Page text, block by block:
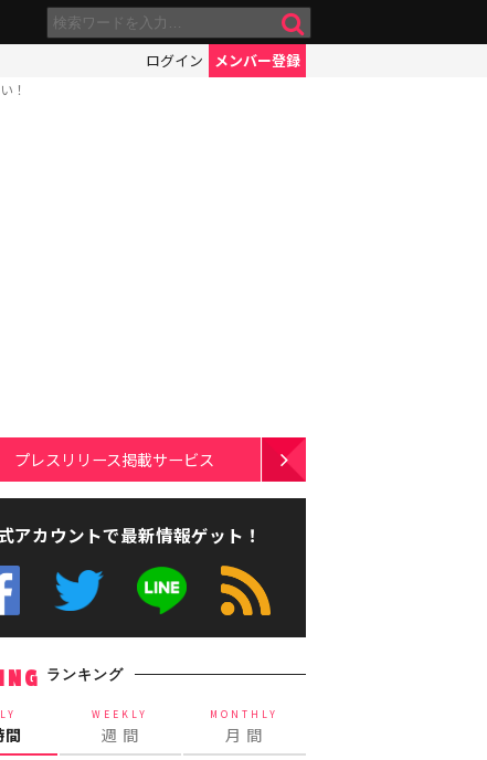
ログイン メンバー登録
！
プレスリリース掲載サービス
アカウントで最新情報ゲット！
ランキング
WEEKLY
週 間
MONTHLY
月 間